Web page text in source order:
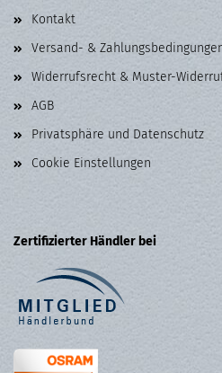
Kontakt
Versand- &
Widerrufsrecht & Muster-
AGB
Privatsphäre und Datenschutz
Cookie Einstellungen
Zertifizierter Händler bei